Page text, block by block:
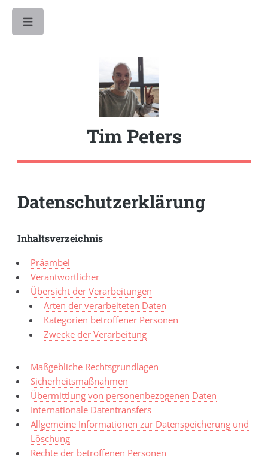
Tim Peters
Datenschutzerklärung
Inhaltsverzeichnis
Präambel
Verantwortlicher
Übersicht der Verarbeitungen
Arten der verarbeiteten Daten
Kategorien betroffener Personen
Zwecke der Verarbeitung
Maßgebliche Rechtsgrundlagen
Sicherheitsmaßnahmen
Übermittlung von personenbezogenen Daten
Internationale Datentransfers
Allgemeine Informationen zur Datenspeicherung und
Löschung
Rechte der betroffenen Personen